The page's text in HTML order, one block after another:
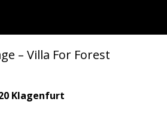
– Villa For Forest
Klagenfurt